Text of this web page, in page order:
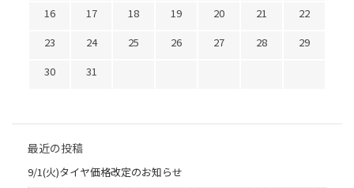
16
17 18 19 20 21
22
23
24 25 26 27 28
29
30
31
最近の投稿
9/1(火)タイヤ価格改定のお知らせ